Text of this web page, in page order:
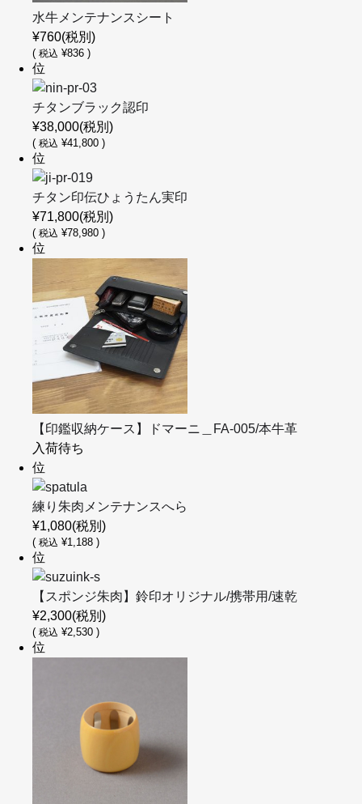
水牛メンテナンスシート
¥760(税別)
( 税込 ¥836 )
位
チタンブラック認印
¥38,000(税別)
( 税込 ¥41,800 )
位
チタン印伝ひょうたん実印
¥71,800(税別)
( 税込 ¥78,980 )
位
【印鑑収納ケース】ドマーニ＿FA-005/本牛革
入荷待ち
位
練り朱肉メンテナンスへら
¥1,080(税別)
( 税込 ¥1,188 )
位
【スポンジ朱肉】鈴印オリジナル/携帯用/速乾
¥2,300(税別)
( 税込 ¥2,530 )
位